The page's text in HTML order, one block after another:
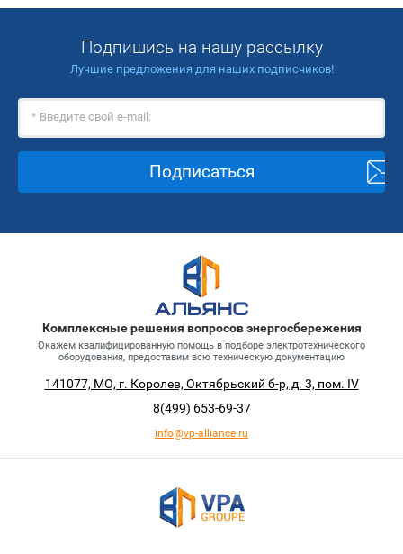
Подпишись на нашу рассылку
Лучшие предложения для наших подписчиков!
Подписаться
Комплексные решения вопросов энергосбережения
Окажем квалифицированную помощь в подборе электротехнического
оборудования, предоставим всю техническую документацию
141077, МО, г. Королев, Октябрьский б-р, д. 3, пом. IV
8(499) 653-69-37
info@vp-alliance.ru